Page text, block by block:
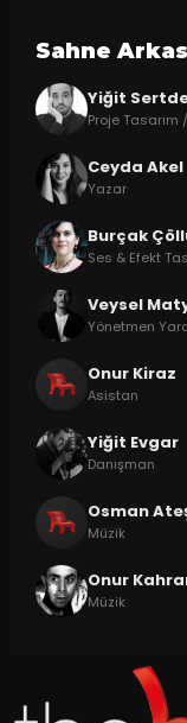
Sahne
Yiğit
Proje Tasarım
Ceyda Akel
Yazar
Burçak
Ses & Efekt
Veysel
Yönetmen
Onur Kiraz
Asistan
Yiğit Evgar
Danışman
Osman
Müzik
Onur
Müzik